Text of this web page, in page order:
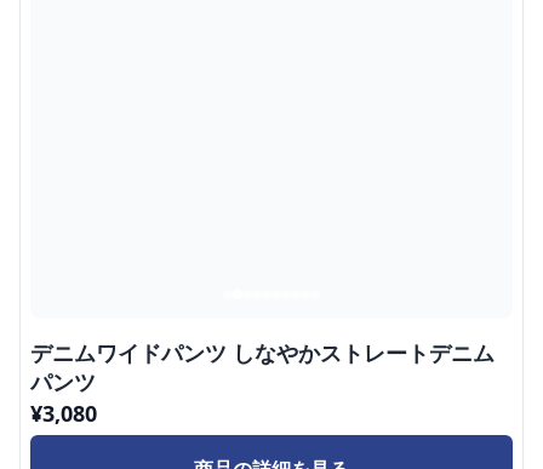
デニムワイドパンツ しなやかストレートデニム
パンツ
¥3,080